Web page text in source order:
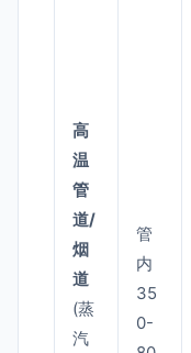
高
温
管
道/
烟
道
(蒸
汽
管
内
35
0-